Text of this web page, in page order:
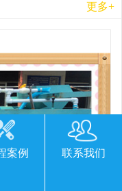
更多+
案例 联系我们